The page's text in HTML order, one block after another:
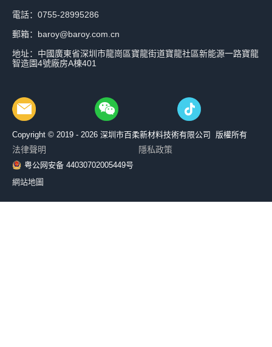
電話：0755-28995286
郵箱：baroy@baroy.com.cn
地址：中國廣東省深圳市龍崗區寶龍街道寶龍社區新能源一路寶龍
智造園4號廠房A棟401
Copyright © 2019 - 2026 深圳市百柔新材料技術有限公司 版權所有
法律聲明 隱私政策
粤公网安备 44030702005449号
網站地圖